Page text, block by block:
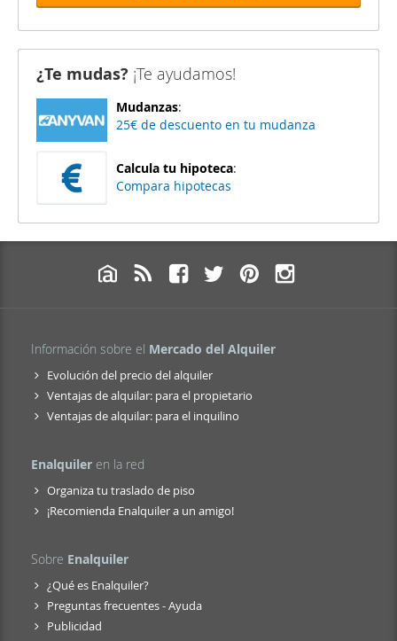
¿Te mudas? ¡Te ayudamos!
Mudanzas:
25€ de descuento en tu mudanza
Calcula tu hipoteca:
Compara hipotecas
Información sobre el Mercado del Alquiler
Evolución del precio del alquiler
Ventajas de alquilar: para el propietario
Ventajas de alquilar: para el inquilino
Enalquiler en la red
Organiza tu traslado de piso
¡Recomienda Enalquiler a un amigo!
Sobre Enalquiler
¿Qué es Enalquiler?
Preguntas frecuentes - Ayuda
Publicidad